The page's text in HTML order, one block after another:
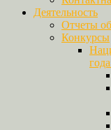
Деятельность
Отчеты
Конкурсы